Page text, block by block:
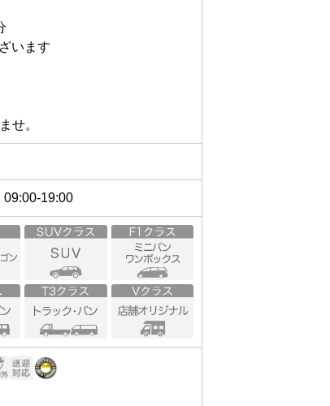
います
せ。
09:00-19:00